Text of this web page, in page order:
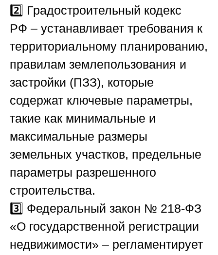
2️⃣ Градостроительный кодекс
РФ – устанавливает требования к
территориальному планированию,
правилам землепользования и
застройки (ПЗЗ), которые
содержат ключевые параметры,
такие как минимальные и
максимальные размеры
земельных участков, предельные
параметры разрешенного
строительства.
3️⃣ Федеральный закон № 218-ФЗ
«О государственной регистрации
недвижимости» – регламентирует